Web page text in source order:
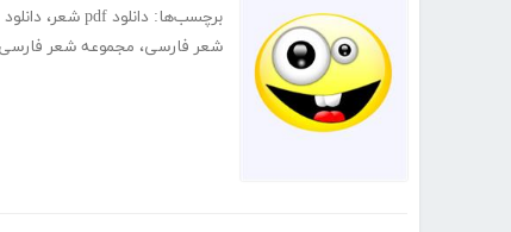
برچسب‌ها: دانلود pdf شعر ،
شعر فارسی، مجموعه شعر فارسی